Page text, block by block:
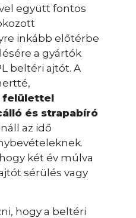
együtt fontos
inkább előtérbe
a gyártók
beltéri ajtót. A
felülettel
és strapabíró
az idő
két év múlva
sérülés vagy
hogy a beltéri